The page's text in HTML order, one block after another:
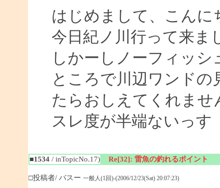
はじめまして、こんに
今日紀ノ川行って来ま
しかーしノーフィッシ
ところで川辺ワンド
たらおしえてくれませ
スレ度が半端ないっす
■1534/ inTopicNo.17) Re[32]: 雷魚の釣れるポイント
□投稿者/ バスー 一般人(1回)-(2006/12/23(Sat) 20:07:23)